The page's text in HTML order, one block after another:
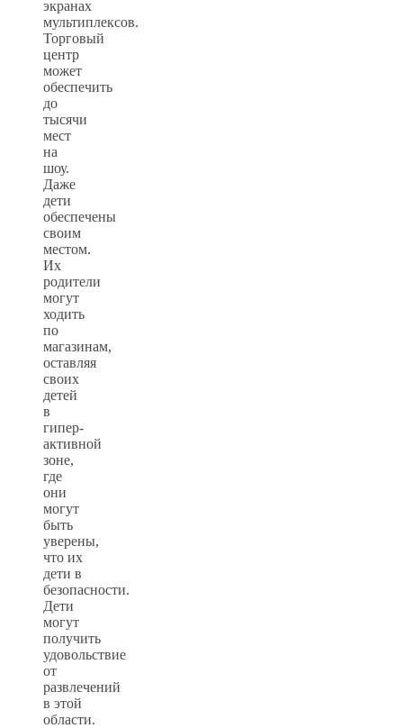
экранах
мультиплексов.
Торговый
центр
может
обеспечить
до
тысячи
мест
на
шоу.
Даже
дети
обеспечены
своим
местом.
Их
родители
могут
ходить
по
магазинам,
оставляя
своих
детей
в
гипер-
активной
зоне,
где
они
могут
быть
уверены,
что их
дети в
безопасности.
Дети
могут
получить
удовольствие
от
развлечений
в этой
области.